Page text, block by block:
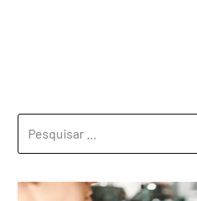
POR: